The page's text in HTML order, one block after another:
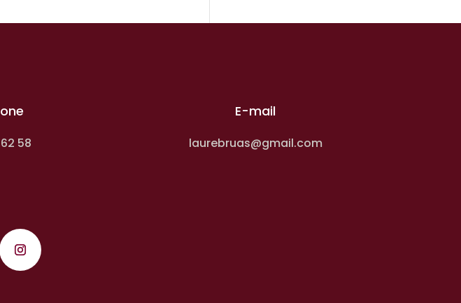
58
E-mail
laurebruas@gmail.com